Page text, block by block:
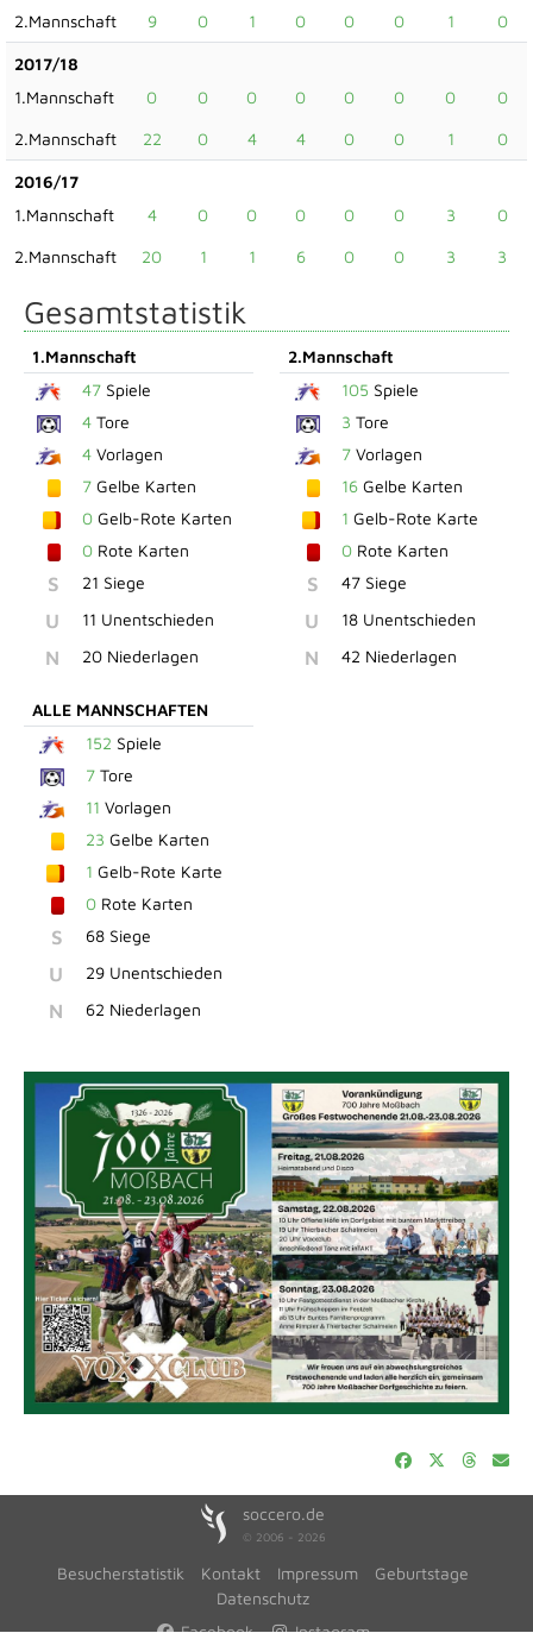
2.Mannschaft 9 0 1 0 0 0 1 0
2017/18
1.Mannschaft
0 0 0 0 0 0 0 0
2.Mannschaft 22 0 4 4 0 0 1 0
2016/17
1.Mannschaft
4 0 0 0 0 0 3 0
2.Mannschaft 20 1 1 6 0 0 3 3
Gesamtstatistik
1.Mannschaft
47 Spiele
4 Tore
4 Vorlagen
7 Gelbe Karten
0 Gelb-Rote Karten
0 Rote Karten
S 21 Siege
U 11 Unentschieden
N 20 Niederlagen
2.Mannschaft
105 Spiele
3 Tore
7Vorlagen
16Gelbe Karten
1 Gelb-Rote Karte
0Rote Karten
S 47 Siege
U 18 Unentschieden
N 42 Niederlagen
ALLE MANNSCHAFTEN
152 Spiele
7 Tore
11 Vorlagen
23 Gelbe Karten
1 Gelb-Rote Karte
0 Rote Karten
S 68 Siege
U 29 Unentschieden
N 62 Niederlagen
soccero.de
© 2006 - 2026
Besucherstatistik Kontakt Impressum
Geburtstage
Datenschutz